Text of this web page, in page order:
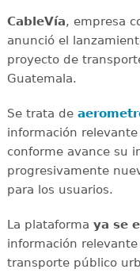
CableVía, empresa
anunció el
proyecto de
Guatemala.
Se trata de
información
conforme avance su
progresivamente
para los usuarios.
La plataforma ya se
información
transporte público